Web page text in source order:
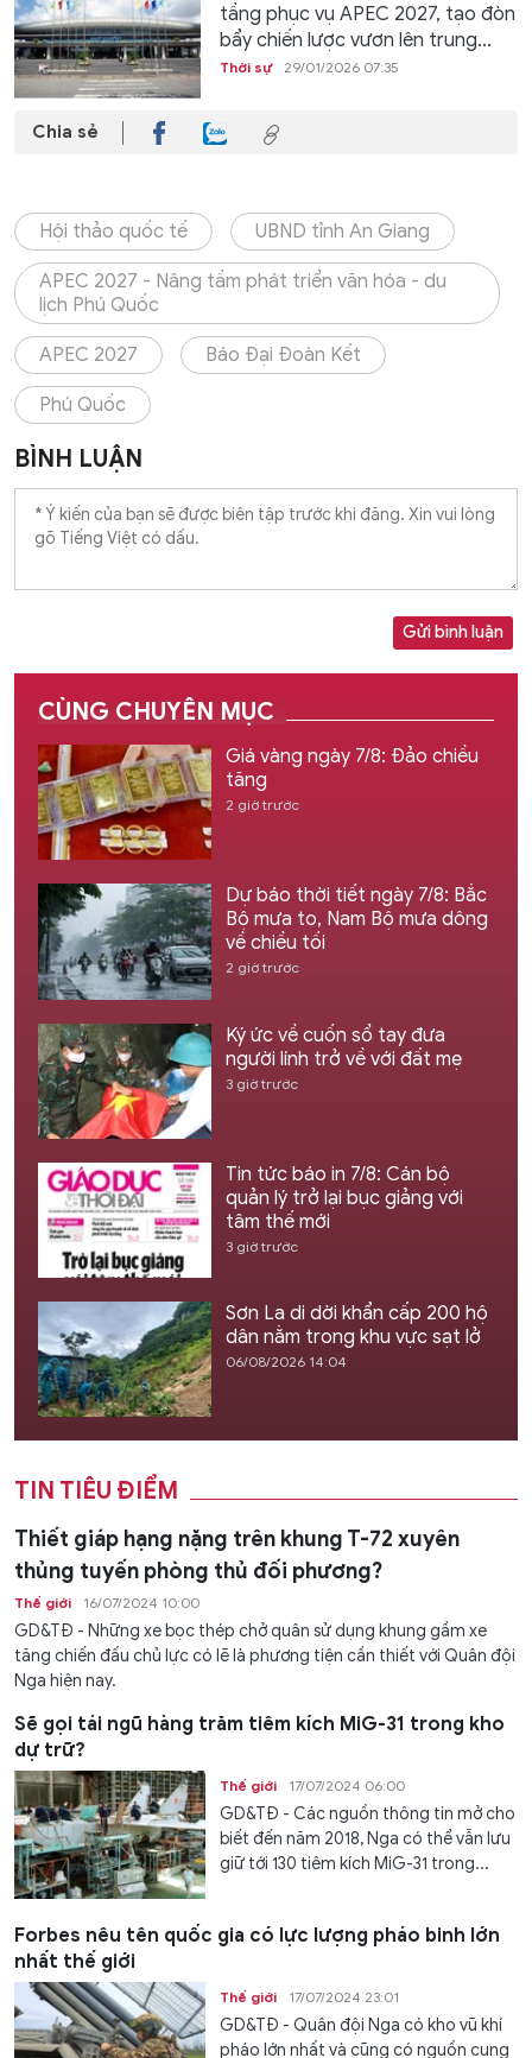
tầng phục vụ APEC 2027, tạo đòn
bẩy chiến lược vươn lên trung...
Thời sự 29/01/2026 07:35
Chia sẻ
Hội thảo quốc tế UBND tỉnh An Giang
APEC 2027 - Nâng tầm phát triển văn hóa - du
lịch Phú Quốc
APEC 2027 Báo Đại Đoàn Kết
Phú Quốc
BÌNH LUẬN
Gửi bình luận
CÙNG CHUYÊN MỤC
Giá vàng ngày 7/8: Đảo chiều
tăng
2 giờ trước
Dự báo thời tiết ngày 7/8: Bắc
Bộ mưa to, Nam Bộ mưa dông
về chiều tối
2 giờ trước
Ký ức về cuốn sổ tay đưa
người lính trở về với đất mẹ
3 giờ trước
Tin tức báo in 7/8: Cán bộ
quản lý trở lại bục giảng với
tâm thế mới
3 giờ trước
Sơn La di dời khẩn cấp 200 hộ
dân nằm trong khu vực sạt lở
06/08/2026 14:04
TIN TIÊU ĐIỂM
Thiết giáp hạng nặng trên khung T-72 xuyên
thủng tuyến phòng thủ đối phương?
Thế giới 16/07/2024 10:00
GD&TĐ - Những xe bọc thép chở quân sử dụng khung gầm xe
tăng chiến đấu chủ lực có lẽ là phương tiện cần thiết với Quân đội
Nga hiện nay.
Sẽ gọi tái ngũ hàng trăm tiêm kích MiG-31 trong kho
dự trữ?
Thế giới 17/07/2024 06:00
GD&TĐ - Các nguồn thông tin mở cho
biết đến năm 2018, Nga có thể vẫn lưu
giữ tới 130 tiêm kích MiG-31 trong...
Forbes nêu tên quốc gia có lực lượng pháo binh lớn
nhất thế giới
Thế giới 17/07/2024 23:01
GD&TĐ - Quân đội Nga có kho vũ khí
pháo lớn nhất và cũng có nguồn cung